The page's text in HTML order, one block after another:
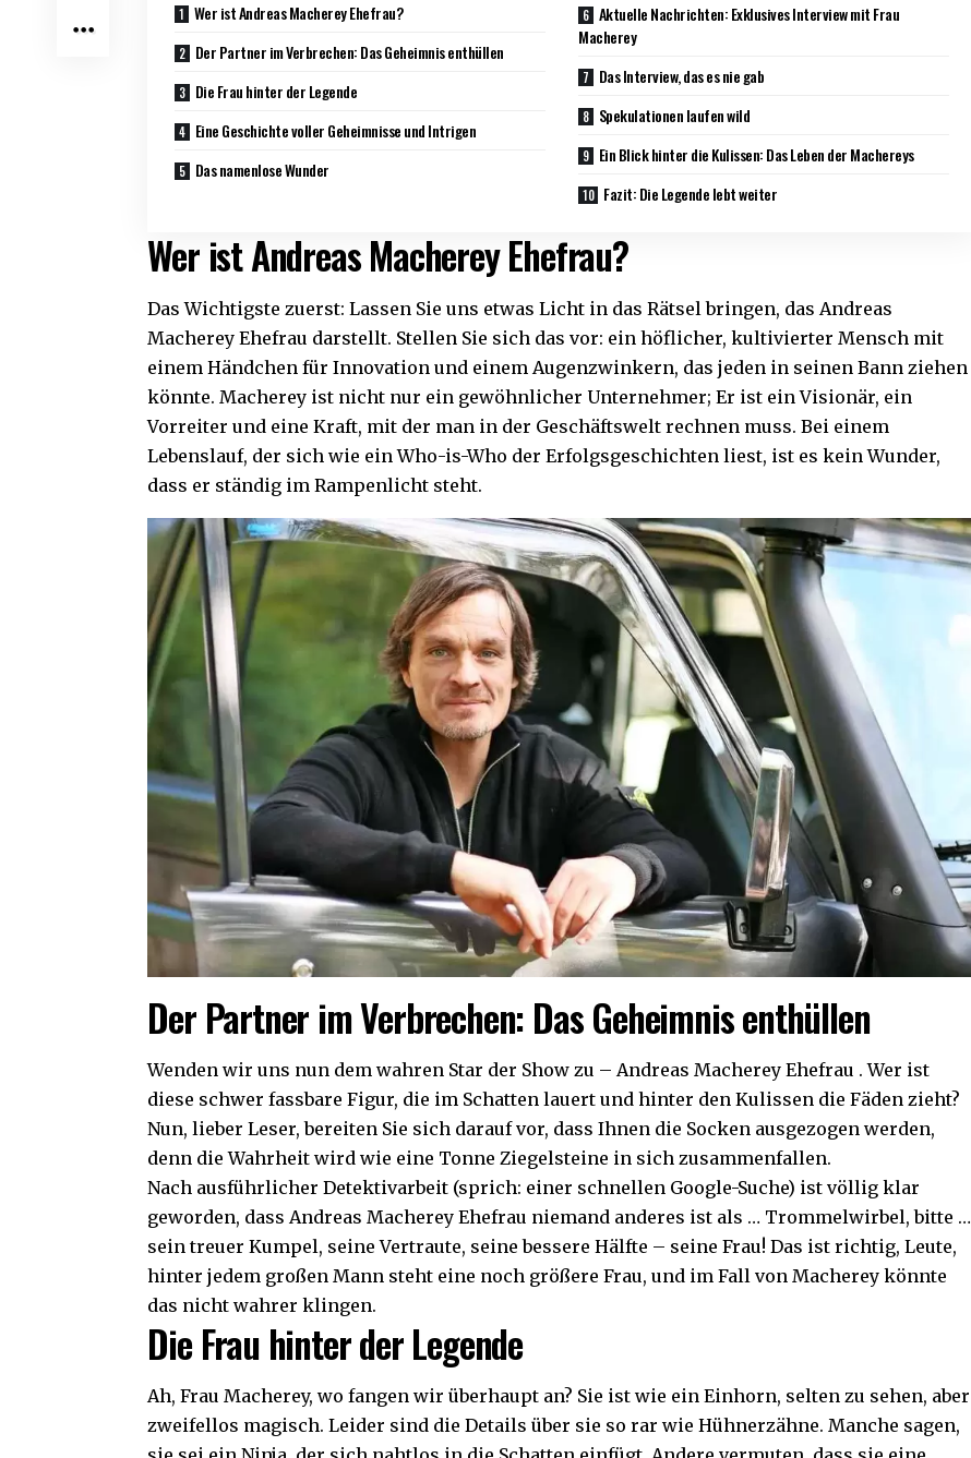
Wer ist Andreas Macherey Ehefrau?
Der Partner im Verbrechen: Das Geheimnis enthüllen
Die Frau hinter der Legende
Eine Geschichte voller Geheimnisse und Intrigen
Das namenlose Wunder
Aktuelle Nachrichten: Exklusives Interview mit Frau
Macherey
Das Interview, das es nie gab
Spekulationen laufen wild
Ein Blick hinter die Kulissen: Das Leben der Machereys
Fazit: Die Legende lebt weiter
Wer ist Andreas Macherey Ehefrau?
Das Wichtigste zuerst: Lassen Sie uns etwas Licht in das Rätsel bringen, das Andreas
Macherey Ehefrau darstellt. Stellen Sie sich das vor: ein höflicher, kultivierter Mensch mit
einem Händchen für Innovation und einem Augenzwinkern, das jeden in seinen Bann ziehen
könnte. Macherey ist nicht nur ein gewöhnlicher Unternehmer; Er ist ein Visionär, ein
Vorreiter und eine Kraft, mit der man in der Geschäftswelt rechnen muss. Bei einem
Lebenslauf, der sich wie ein Who-is-Who der Erfolgsgeschichten liest, ist es kein Wunder,
dass er ständig im Rampenlicht steht.
Der Partner im Verbrechen: Das Geheimnis enthüllen
Wenden wir uns nun dem wahren Star der Show zu – Andreas Macherey Ehefrau . Wer ist
diese schwer fassbare Figur, die im Schatten lauert und hinter den Kulissen die Fäden zieht?
Nun, lieber Leser, bereiten Sie sich darauf vor, dass Ihnen die Socken ausgezogen werden,
denn die Wahrheit wird wie eine Tonne Ziegelsteine in sich zusammenfallen.
Nach ausführlicher Detektivarbeit (sprich: einer schnellen Google-Suche) ist völlig klar
geworden, dass Andreas Macherey Ehefrau niemand anderes ist als … Trommelwirbel, bitte …
sein treuer Kumpel, seine Vertraute, seine bessere Hälfte – seine Frau! Das ist richtig, Leute,
hinter jedem großen Mann steht eine noch größere Frau, und im Fall von Macherey könnte
das nicht wahrer klingen.
Die Frau hinter der Legende
Ah, Frau Macherey, wo fangen wir überhaupt an? Sie ist wie ein Einhorn, selten zu sehen, aber
zweifellos magisch. Leider sind die Details über sie so rar wie Hühnerzähne. Manche sagen,